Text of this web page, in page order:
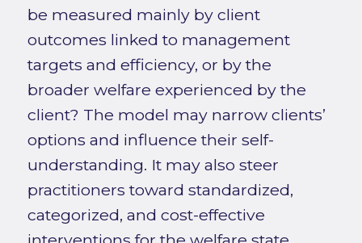
be measured mainly by client
outcomes linked to management
targets and efficiency, or by the
broader welfare experienced by the
client? The model may narrow clients’
options and influence their self-
understanding. It may also steer
practitioners toward standardized,
categorized, and cost-effective